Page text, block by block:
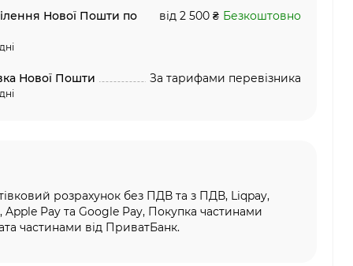
Нової Пошти по від 2 500 ₴ Безкоштовно
Нової Пошти За тарифами перевізника
розрахунок без ПДВ та з ПДВ, Liqpay,
Apple Pay та Google Pay, Покупка частинами
частинами від ПриватБанк.